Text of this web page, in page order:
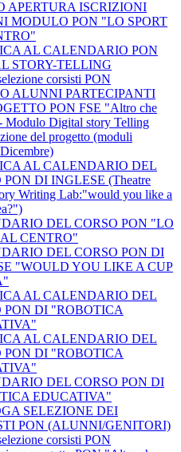
APERTURA ISCRIZIONI
MODULO PON "LO SPORT
AL CALENDARIO PON
STORY-TELLING
corsisti PON
ALUNNI PARTECIPANTI
PON FSE "Altro che
Modulo Digital story Telling
del progetto (moduli
AL CALENDARIO DEL
PON DI INGLESE (Theatre
Writing Lab:"would you like a
DEL CORSO PON "LO
AL CENTRO"
DEL CORSO PON DI
"WOULD YOU LIKE A CUP
AL CALENDARIO DEL
PON DI "ROBOTICA
AL CALENDARIO DEL
PON DI "ROBOTICA
DEL CORSO PON DI
EDUCATIVA"
SELEZIONE DEI
PON (ALUNNI/GENITORI)
corsisti PON